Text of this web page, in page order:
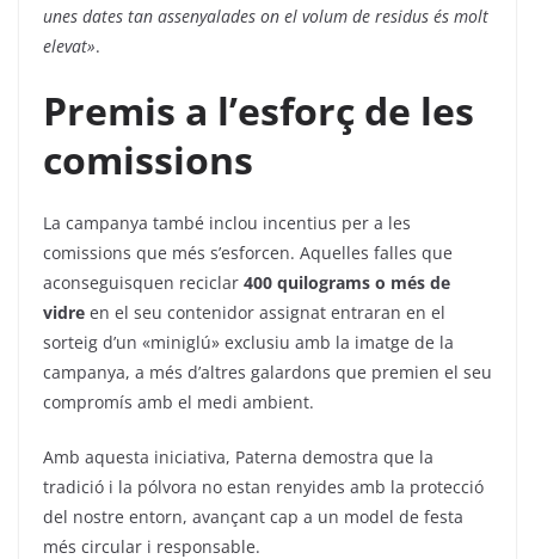
unes dates tan assenyalades on el volum de residus és molt
elevat».
Premis a l’esforç de les
comissions
La campanya també inclou incentius per a les
comissions que més s’esforcen. Aquelles falles que
aconseguisquen reciclar 400 quilograms o més de
vidre en el seu contenidor assignat entraran en el
sorteig d’un «miniglú» exclusiu amb la imatge de la
campanya, a més d’altres galardons que premien el seu
compromís amb el medi ambient.
Amb aquesta iniciativa, Paterna demostra que la
tradició i la pólvora no estan renyides amb la protecció
del nostre entorn, avançant cap a un model de festa
més circular i responsable.